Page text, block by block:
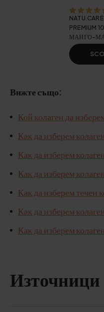
PREMIUM
МАНГО-
Вижте също:
Кой колаген да
Как да изберем
Как да изберем
Как да изберем
Как да изберем течен
Как да изберем
Как да изберем
Източници